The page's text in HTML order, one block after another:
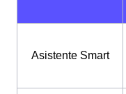
Asistente Smart